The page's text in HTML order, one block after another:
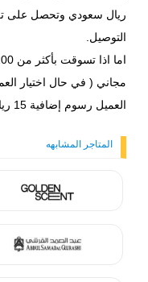
التوصيل.
مجاني ( في حال اختيار
العميل رسوم إضافية 15 ريال سعودي إضافية على كل طلب ).
المتاجر المشابهه